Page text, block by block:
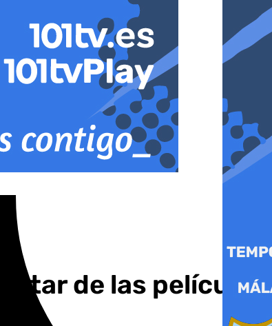
de las películas